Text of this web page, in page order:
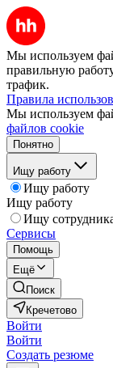
Мы используем
правильную
трафик.
Правила
Мы используем
файлов cookie
Понятно
Ищу работу
Ищу работу
Ищу работу
Ищу
Сервисы
Помощь
Ещё
Поиск
Кречетово
Войти
Войти
Создать резюме